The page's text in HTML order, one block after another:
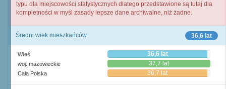
typu dla miejscowości statystycznych dlatego przedstawione są tutaj dla
kompletności w myśl zasady lepsze dane archiwalne, niż żadne.
36,6 lat
Średni wiek mieszkańców
Wieś 36,6 lat
woj. mazowieckie 37,7 lat
Cała Polska 36,7 lat